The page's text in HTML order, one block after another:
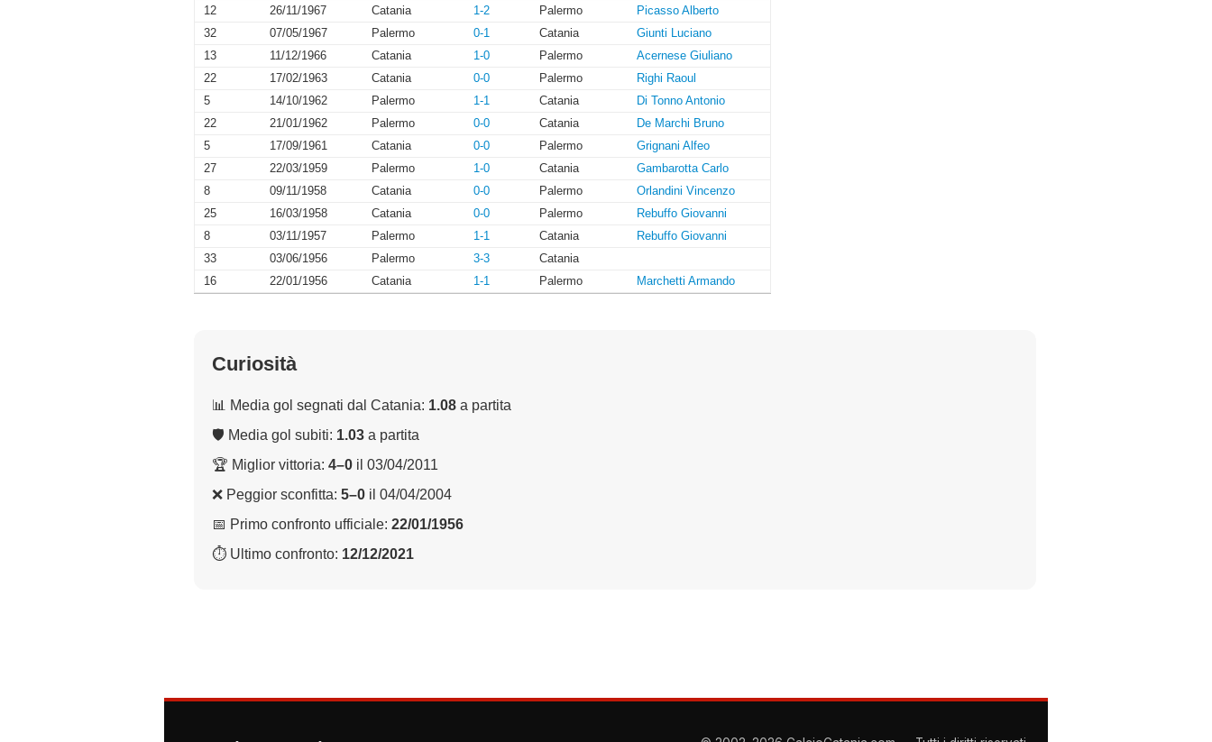
12
26/11/1967 Catania 1-2 Palermo
Picasso Alberto
32
07/05/1967 Palermo 0-1 Catania
Giunti Luciano
13
11/12/1966 Catania 1-0 Palermo
Acernese Giuliano
22
17/02/1963 Catania 0-0 Palermo
Righi Raoul
5
14/10/1962 Palermo 1-1 Catania
Di Tonno Antonio
22
21/01/1962 Palermo 0-0 Catania
De Marchi Bruno
5
17/09/1961 Catania 0-0 Palermo
Grignani Alfeo
27
22/03/1959 Palermo 1-0 Catania
Gambarotta Carlo
8
09/11/1958 Catania 0-0 Palermo
Orlandini Vincenzo
25
16/03/1958 Catania 0-0 Palermo
Rebuffo Giovanni
8
03/11/1957 Palermo 1-1 Catania
Rebuffo Giovanni
33
03/06/1956 Palermo 3-3
Catania
16
22/01/1956 Catania 1-1 Palermo Marchetti Armando
Curiosità
📊 Media gol segnati dal Catania: 1.08 a partita
🛡 Media gol subiti: 1.03 a partita
🏆 Miglior vittoria: 4–0 il 03/04/2011
❌ Peggior sconfitta: 5–0 il 04/04/2004
📅 Primo confronto ufficiale: 22/01/1956
⏱ Ultimo confronto: 12/12/2021